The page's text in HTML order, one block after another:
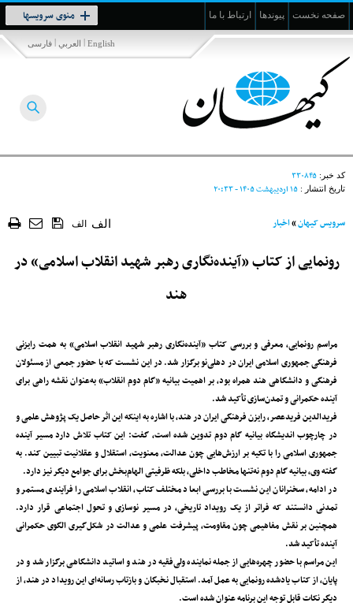
صفحه نخست پیوندها ارتباط با ما منوی سرویسها
Toggle
navigation
فارسی | العربي | English
کد خبر: ۳۳۰۸۴۵
تاریخ انتشار : ۱۵ ارديبهشت ۱۴۰۵ - ۲۰:۳۳
سرویس کیهان»اخبار الف الف
رونمایی از کتاب «آینده‌نگاری رهبر شهید انقلاب اسلامی» در
هند
مراسم رونمایی، معرفی و بررسی کتاب «آینده‌نگاری رهبر شهید انقلاب اسلامی» به همت رایزنی
فرهنگی جمهوری اسلامی ایران در دهلی‌نو برگزار شد. در این نشست که با حضور جمعی از مسئولان
فرهنگی و دانشگاهی هند همراه بود، بر اهمیت بیانیه «گام دوم انقلاب» به‌عنوان نقشه راهی برای
آینده حکمرانی و تمدن‌سازی تأکید شد.
فریدالدین فریدعصر، رایزن فرهنگی ایران در هند، با اشاره به اینکه این اثر حاصل یک پژوهش علمی و
در چارچوب اندیشگاه بیانیه گام دوم تدوین شده است، گفت: این کتاب تلاش دارد مسیر آینده
جمهوری اسلامی را با تکیه بر ارزش‌هایی چون عدالت، معنویت، استقلال و عقلانیت تبیین کند. به
گفته وی، بیانیه گام دوم نه‌تنها مخاطب داخلی، بلکه ظرفیتی الهام‌بخش برای جوامع دیگر نیز دارد.
در ادامه، سخنرانان این نشست با بررسی ابعاد مختلف کتاب، انقلاب اسلامی را فرآیندی مستمر و
تمدنی دانستند که فراتر از یک رویداد تاریخی، در مسیر نوسازی و تحول اجتماعی قرار دارد.
همچنین بر نقش مفاهیمی چون مقاومت، پیشرفت علمی و عدالت در شکل‌گیری الگوی حکمرانی
آینده تأکید شد.
این مراسم با حضور چهره‌هایی از جمله نماینده ولی‌فقیه در هند و اساتید دانشگاهی برگزار شد و در
پایان، از کتاب یادشده رونمایی به عمل آمد. استقبال نخبگان و بازتاب رسانه‌ای این رویداد در هند، از
دیگر نکات قابل توجه این برنامه عنوان شده است.